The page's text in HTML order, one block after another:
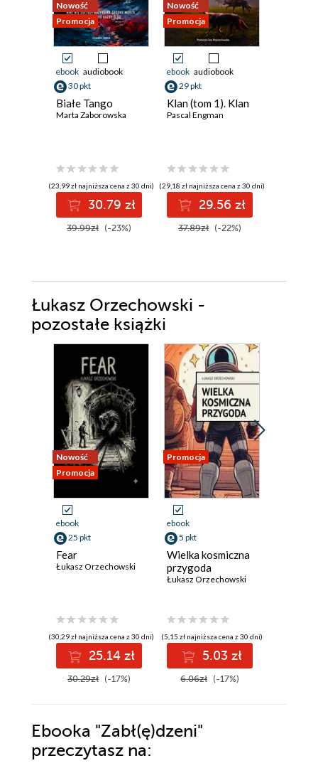
Nowość
Promocja
ebook audiobook
30 pkt
Białe Tango
Marta Zaborowska
(23,99 zł najniższa cena z 30 dni)
30.79 zł
39.99zł (-23%)
Nowość
Promocja
ebook audiobook
29 pkt
Klan (tom 1). Klan
Pascal Engman
(29,18 zł najniższa cena z 30 dni)
29.56 zł
37.89zł (-22%)
Łukasz Orzechowski -
pozostałe książki
Nowość
Promocja
ebook
25 pkt
Fear
Łukasz Orzechowski
(30,29 zł najniższa cena z 30 dni)
25.14 zł
30.29zł (-17%)
Promocja
ebook
5 pkt
Wielka kosmiczna
przygoda
Łukasz Orzechowski
(5,15 zł najniższa cena z 30 dni)
5.03 zł
6.06zł (-17%)
Ebooka "Zabł(ę)dzeni"
przeczytasz na: